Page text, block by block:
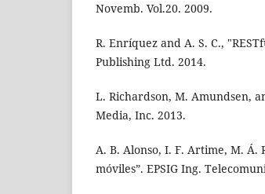
Novemb. Vol.20. 2009.
R. Enríquez and A. S. C.,
Publishing Ltd. 2014.
L. Richardson, M. Amundsen,
Media, Inc. 2013.
A. B. Alonso, I. F. Artime, M. Á.
móviles”. EPSIG Ing.